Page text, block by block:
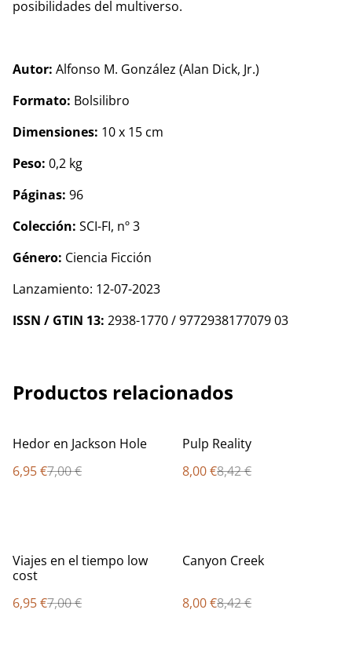
posibilidades del multiverso.
Autor: Alfonso M. González (Alan Dick, Jr.)
Formato: Bolsilibro
Dimensiones: 10 x 15 cm
Peso: 0,2 kg
Páginas: 96
Colección: SCI-FI, nº 3
Género: Ciencia Ficción
Lanzamiento: 12-07-2023
ISSN / GTIN 13: 2938-1770 / 9772938177079 03
Productos relacionados
%
Hedor en Jackson Hole
6,95 €7,00 €
%
Pulp Reality
8,00 €8,42 €
%
Viajes en el tiempo low
cost
6,95 €7,00 €
%
Canyon Creek
8,00 €8,42 €